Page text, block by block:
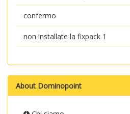
confermo
non installate la fixpack 1
About Dominopoint